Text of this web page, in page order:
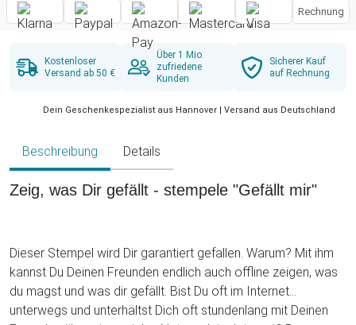
Rechnung
Kostenloser
Versand ab 50 €
Über 1 Mio.
zufriedene
Kunden
Sicherer Kauf
auf Rechnung
Dein Geschenkespezialist aus Hannover | Versand aus Deutschland
Beschreibung Details
Zeig, was Dir gefällt - stempele "Gefällt mir"
Dieser Stempel wird Dir garantiert gefallen. Warum? Mit ihm
kannst Du Deinen Freunden endlich auch offline zeigen, was
du magst und was dir gefällt. Bist Du oft im Internet
unterwegs und unterhältst Dich oft stundenlang mit Deinen